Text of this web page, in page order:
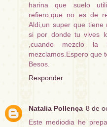
harina que suelo
refiero,que no es de
Aldi,un super que tiene
si por donde tu vives
,cuando mezclo
mezclamos.Espero que
Besos.
Responder
Natalia Pollença 8 de
Este mediodia he